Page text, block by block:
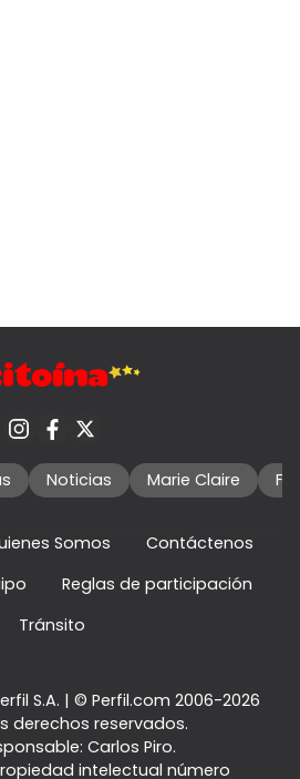
Noticias Marie Claire
Somos
Contáctenos
Reglas de participación
Tránsito
S.A. | © Perfil.com 2006-2026
derechos reservados.
Carlos Piro.
intelectual número